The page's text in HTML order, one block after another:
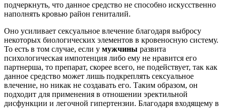
подчеркнуть, что данное средство не способно искусственно
наполнять кровью район гениталий.
Оно усиливает сексуальное влечение благодаря выбросу
некоторых биологических элементов в кровеносную систему.
То есть в том случае, если у мужчины развита
психологическая импотенция либо ему не нравится его
партнерша, то препарат, скорее всего, не подействует, так как
данное средство может лишь подкреплять сексуальное
влечение, но никак не создавать его. Таким образом, он
подходит для применения в отношении эректильной
дисфункции и легочной гипертензии. Благодаря входящему в